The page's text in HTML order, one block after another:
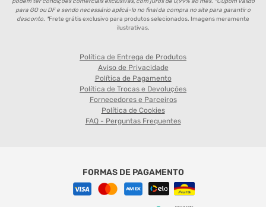
para GO ou DF e sendo necessário aplicá-lo no final da compra no site para garantir o
desconto. *Frete grátis exclusivo para produtos selecionados. Imagens meramente
ilustrativas.
Política de Entrega de Produtos
Aviso de Privacidade
Política de Pagamento
Política de Trocas e Devoluções
Fornecedores e Parceiros
Política de Cookies
FAQ - Perguntas Frequentes
FORMAS DE PAGAMENTO